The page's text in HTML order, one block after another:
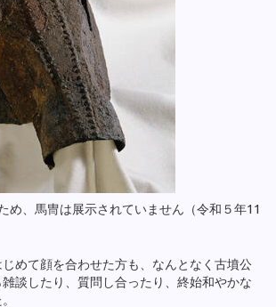
め、馬冑は展示されていません（令和５年11
めて顔を合わせた方も、なんとなく古墳公
談したり、質問し合ったり、終始和やかな